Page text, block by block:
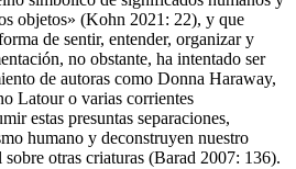
objetos» (Kohn 2021: 22), y que
de sentir, entender, organizar y
no obstante, ha intentado ser
de autoras como Donna Haraway,
Latour o varias corrientes
estas presuntas separaciones,
humano y deconstruyen nuestro
otras criaturas (Barad 2007: 136).